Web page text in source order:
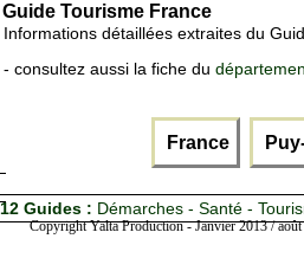
Guide Tourisme France
Informations détaillées extraites du
- consultez aussi la fiche du
France
12 Guides : Démarches - Santé -
Copyright Yalta Production - Janvier 2013 /